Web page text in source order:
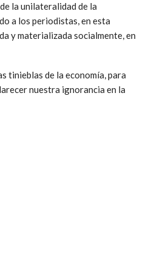
la unilateralidad de la
a los periodistas, en esta
y materializada socialmente, en
tinieblas de la economía, para
nuestra ignorancia en la